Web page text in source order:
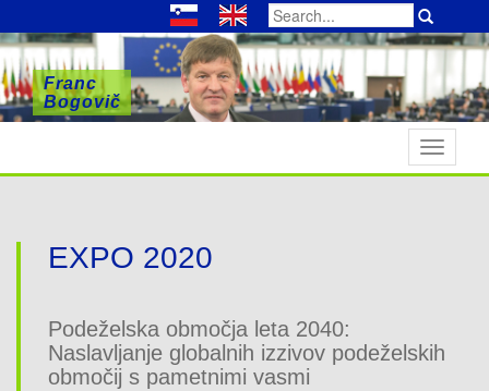
Search
for:
Franc
Bogovič
Franc
Bogovič
Franc
Bogovič
T
o
v
EXPO 2020
Podeželska območja leta 2040:
Naslavljanje globalnih izzivov podeželskih
območij s pametnimi vasmi